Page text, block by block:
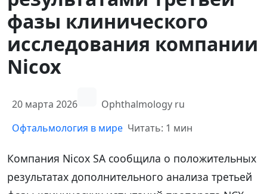
фазы клинического
исследования компании
Nicox
20 марта 2026
Ophthalmology ru
Офтальмология в мире Читать: 1 мин
Компания Nicox SA сообщила о положительных
результатах дополнительного анализа третьей